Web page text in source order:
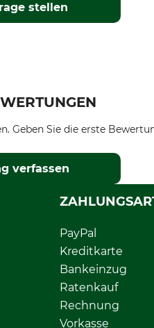
stellen
Geben Sie die erste
verfassen
PayPal
Kreditkarte
Bankeinzug
Ratenkauf
Rechnung
Vorkasse